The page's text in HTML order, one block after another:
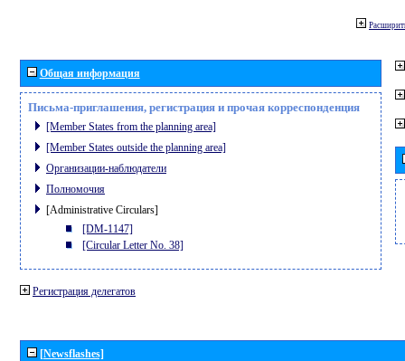
Общая информация
Письма-приглашения, регистрация и прочая корреспонденция
[Member States from the planning area]
[Member States outside the planning area]
Организации-наблюдатели
Полномочия
[Administrative Circulars]
[DM-1147]
[Circular Letter No. 38]
Регистрация делегатов
[Newsflashes]